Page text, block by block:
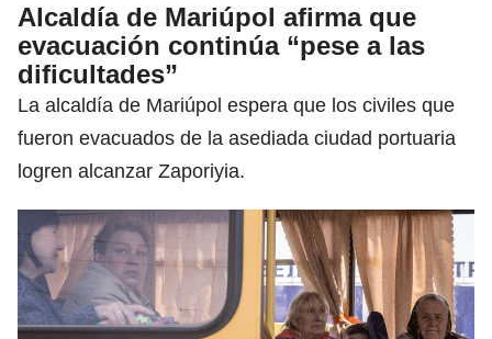
Alcaldía de Mariúpol afirma que
evacuación continúa “pese a las
dificultades”
La alcaldía de Mariúpol espera que los civiles que
fueron evacuados de la asediada ciudad portuaria
logren alcanzar Zaporiyia.